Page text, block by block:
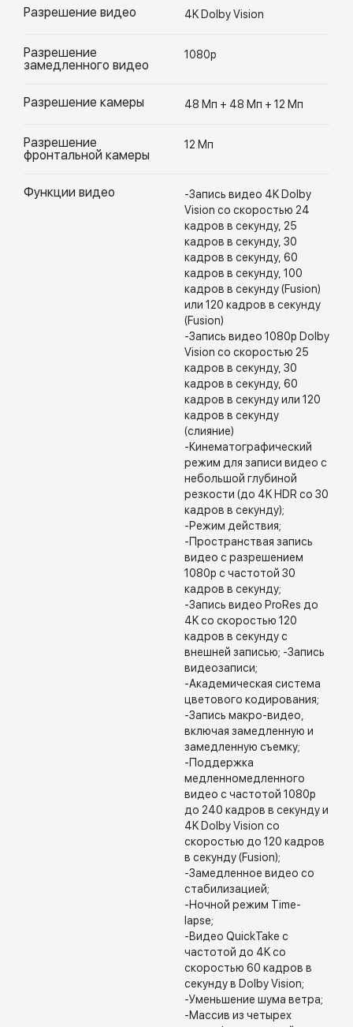
Разрешение видео 4K Dolby Vision
Разрешение
замедленного видео
1080p
Разрешение камеры 48 Мп + 48 Мп + 12 Мп
Разрешение
фронтальной камеры
12 Мп
Функции видео
-Запись видео 4K Dolby
Vision со скоростью 24
кадров в секунду, 25
кадров в секунду, 30
кадров в секунду, 60
кадров в секунду, 100
кадров в секунду (Fusion)
или 120 кадров в секунду
(Fusion)
-Запись видео 1080p Dolby
Vision со скоростью 25
кадров в секунду, 30
кадров в секунду, 60
кадров в секунду или 120
кадров в секунду
(слияние)
-Кинематографический
режим для записи видео с
небольшой глубиной
резкости (до 4K HDR со 30
кадров в секунду);
-Режим действия;
-Пространствая запись
видео с разрешением
1080p с частотой 30
кадров в секунду;
-Запись видео ProRes до
4K со скоростью 120
кадров в секунду с
внешней записью; -Запись
видеозаписи;
-Академическая система
цветового кодирования;
-Запись макро-видео,
включая замедленную и
замедленную съемку;
-Поддержка
медленномедленного
видео с частотой 1080p
до 240 кадров в секунду и
4K Dolby Vision со
скоростью до 120 кадров
в секунду (Fusion);
-Замедленное видео со
стабилизацией;
-Ночной режим Time-
lapse;
-Видео QuickTake с
частотой до 4K со
скоростью 60 кадров в
секунду в Dolby Vision;
-Уменьшение шума ветра;
-Массив из четырех